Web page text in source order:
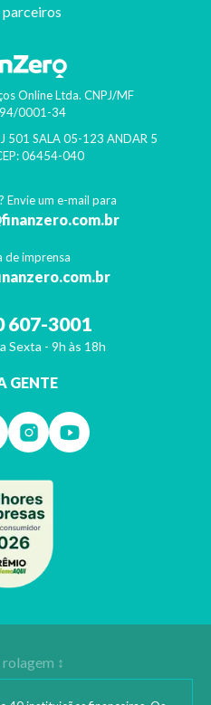
Online Ltda. CNPJ/MF
0001-34
501 SALA 05-123 ANDAR 5
06454-040
Envie um e-mail para
de imprensa
607-3001
Sexta - 9h às 18h
GENTE